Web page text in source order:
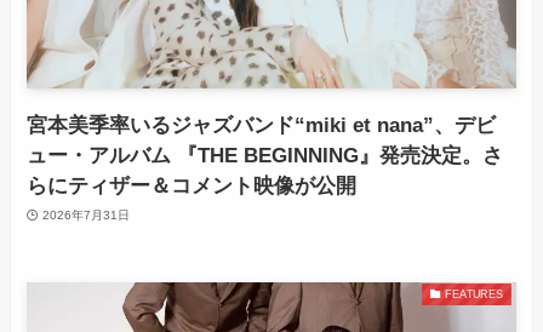
宮本美季率いるジャズバンド“miki et nana”、デビ
ュー・アルバム 『THE BEGINNING』発売決定。さ
らにティザー＆コメント映像が公開
2026年7月31日
FEATURES